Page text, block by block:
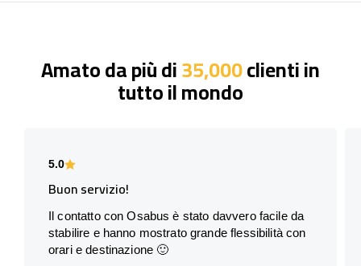
Amato da più di35,000clienti in
tutto il mondo
5.0
Buon servizio!
Il contatto con Osabus è stato davvero facile da
stabilire e hanno mostrato grande flessibilità con
orari e destinazione 🙂